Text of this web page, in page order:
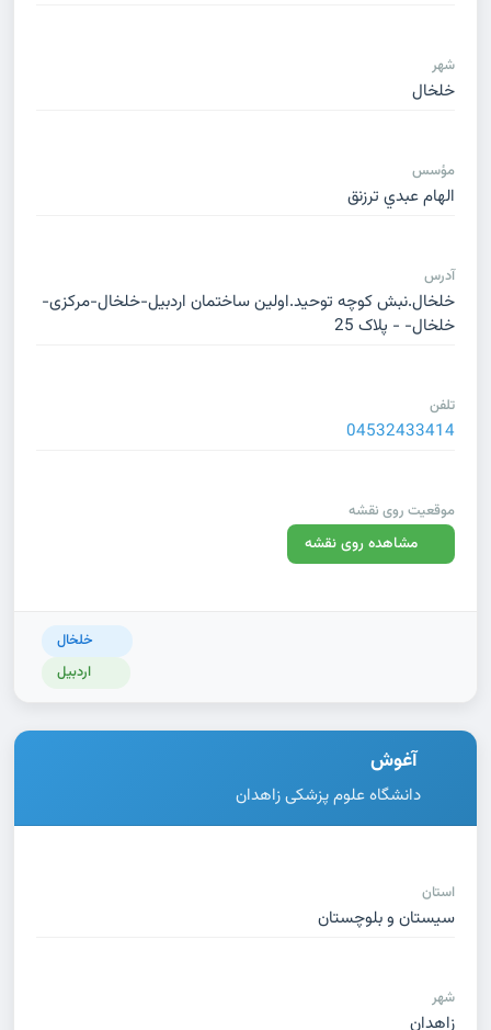
شهر
خلخال
مؤسس
الهام عبدي ترزنق
آدرس
خلخال.نبش کوچه توحید.اولین ساختمان اردبیل-خلخال-مرکزی-
خلخال- - پلاک 25
تلفن
04532433414
موقعیت روی نقشه
مشاهده روی نقشه
خلخال
اردبیل
آغوش
دانشگاه علوم پزشکی زاهدان
استان
سیستان و بلوچستان
شهر
زاهدان